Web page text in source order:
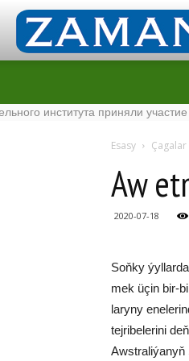
института приняли участие в
Esasy Çagalar
Aw
2020-07-18
Soň­ky
mek üçin bir-
la­ry­ny
tej­ri­be­le­ri­ni
Awst­ra­li­ýa­nyň